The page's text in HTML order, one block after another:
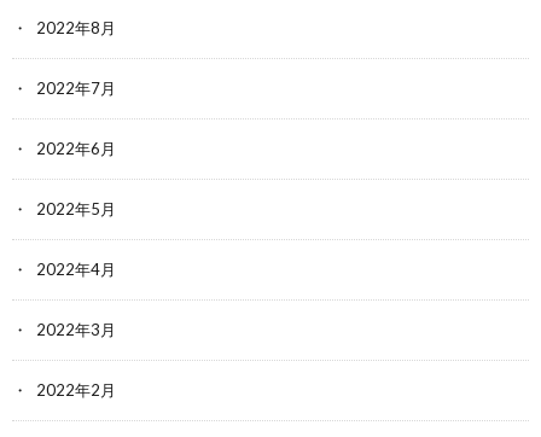
2022年8月
2022年7月
2022年6月
2022年5月
2022年4月
2022年3月
2022年2月